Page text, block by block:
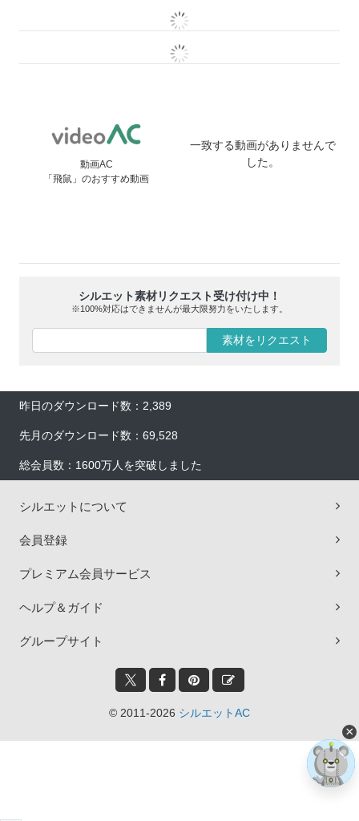
動画AC
「飛鼠」のおすすめ動画
一致する動画がありませんで
した。
シルエット素材リクエスト受け付け中！
※100%対応はできませんが最大限努力をいたします。
素材をリクエスト
昨日のダウンロード数：2,389
先月のダウンロード数：69,528
総会員数：1600万人を突破しました
シルエットについて
会員登録
プレミアム会員サービス
ヘルプ＆ガイド
グループサイト
© 2011-2026 シルエットAC
×